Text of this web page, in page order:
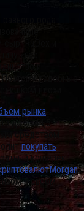
«нас
и
Поэтому подобные
плохи.
рынка
до $144,5
средством
покупать
кошелек
в своем